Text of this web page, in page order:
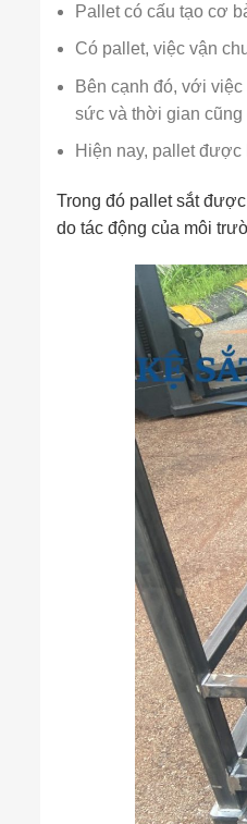
Pallet có cấu tạo cơ
Có pallet, việc vận
Bên cạnh đó, với
sức và thời gian cũng
Hiện nay, pallet được
Trong đó pallet sắt
do tác động của môi